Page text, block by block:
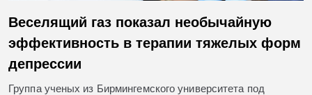
Веселящий газ показал необычайную
эффективность в терапии тяжелых форм
депрессии
Группа ученых из Бирмингемского университета под